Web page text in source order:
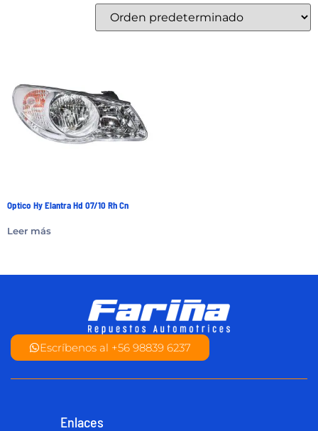
Optico Hy Elantra Hd 07/10 Rh Cn
Leer más
Escríbenos al +56 98839 6237
Enlaces